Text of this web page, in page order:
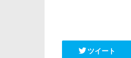
ツイート